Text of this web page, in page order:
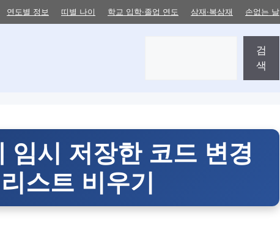
연도별 정보 띠별 나이 학교 입학·졸업 연도 삼재·복삼재 손없는 날
검
색
시 저장한 코드 변경
스트 비우기